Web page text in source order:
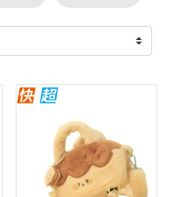
湯類/湯塊
麵條/快煮麵/米粉
點心罐
堅果/海苔
碳酸/礦泉水
機能飲料
箱購飲料
▶保健品牌推薦
沖調穀粉/隨手包
奶茶/花草茶
黑糖桂圓/蜂蜜醋
可可/糖/奶精
電池/延長線
修繕/五金/祭祀
衛浴/毛巾
箱購免運區
漂白水/柔軟精
居家清潔/除濕芳
成人紙尿褲
快煮壺/烘碗機
手機/平板周邊
玩具/擺設小物
測量/護具/其他
男/女/機能包
居家/汽百用品
這夏不怕熱